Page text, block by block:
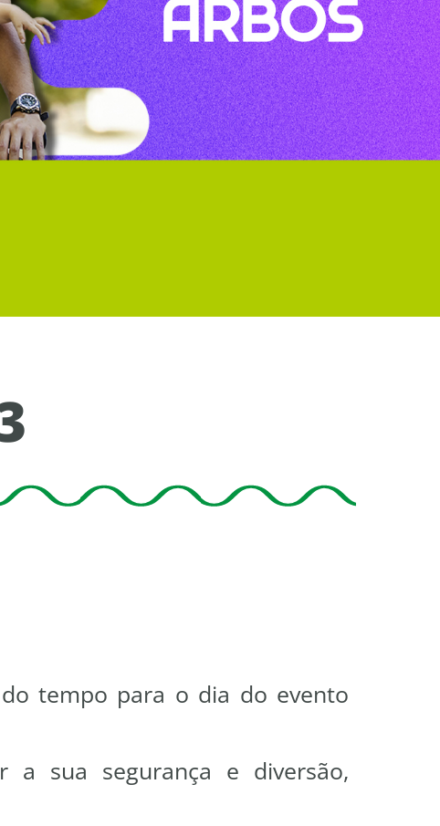
tempo para o dia do evento
a sua segurança e diversão,